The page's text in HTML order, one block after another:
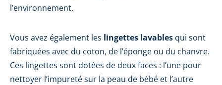
l’environnement.
Vous avez également les lingettes lavables qui sont
fabriquées avec du coton, de l’éponge ou du chanvre.
Ces lingettes sont dotées de deux faces : l’une pour
nettoyer l’impureté sur la peau de bébé et l’autre